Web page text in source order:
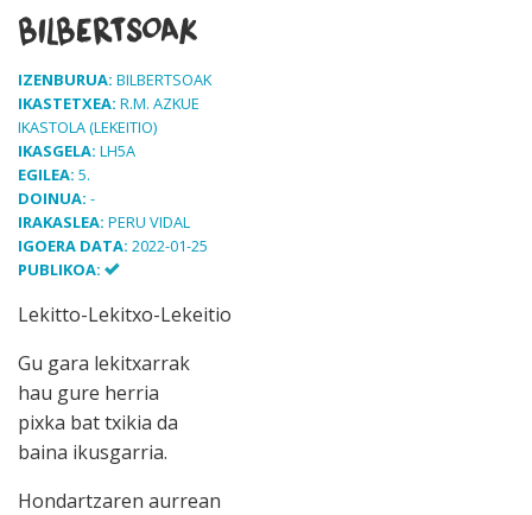
BILBERTSOAK
IZENBURUA: BILBERTSOAK
IKASTETXEA: R.M. AZKUE
IKASTOLA (LEKEITIO)
IKASGELA: LH5A
EGILEA: 5.
DOINUA: -
IRAKASLEA: PERU VIDAL
IGOERA DATA: 2022-01-25
PUBLIKOA:
Lekitto-Lekitxo-Lekeitio
Gu gara lekitxarrak
hau gure herria
pixka bat txikia da
baina ikusgarria.
Hondartzaren aurrean